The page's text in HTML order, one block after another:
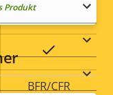
BFR/CFR
Produkt